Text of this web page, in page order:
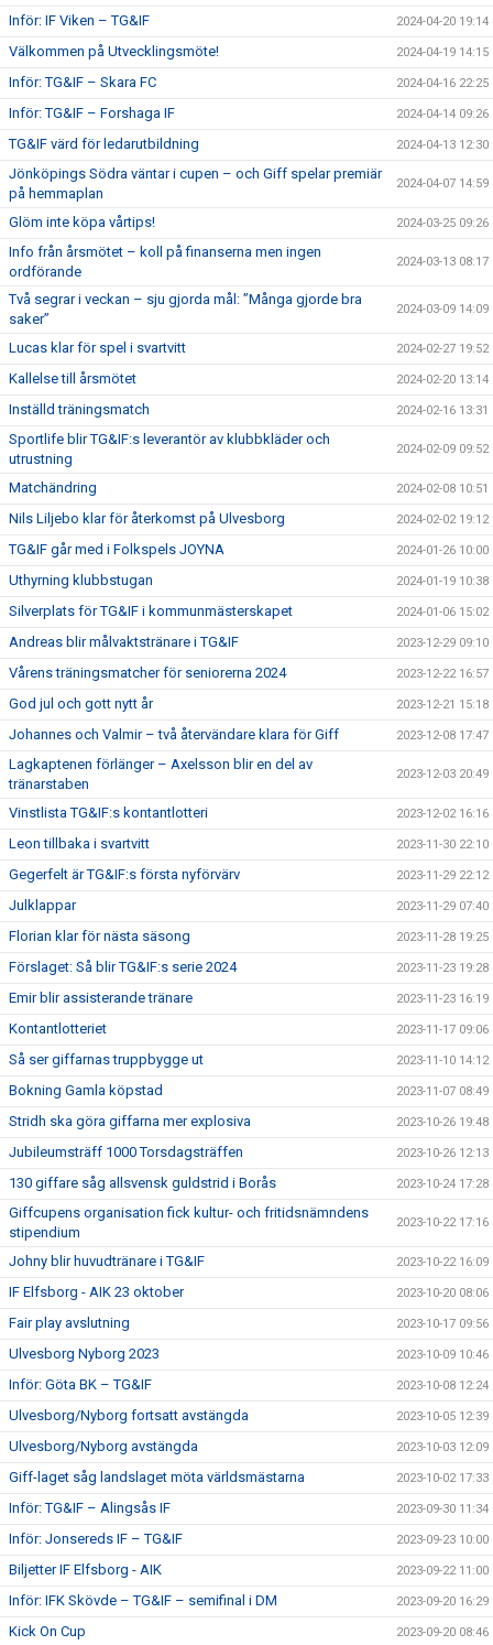
Inför: IF Viken – TG&IF 2024-04-20 19:14
Välkommen på Utvecklingsmöte! 2024-04-19 14:15
Inför: TG&IF – Skara FC 2024-04-16 22:25
Inför: TG&IF – Forshaga IF 2024-04-14 09:26
TG&IF värd för ledarutbildning 2024-04-13 12:30
Jönköpings Södra väntar i cupen – och Giff spelar premiär
på hemmaplan
2024-04-07 14:59
Glöm inte köpa vårtips! 2024-03-25 09:26
Info från årsmötet – koll på finanserna men ingen
ordförande
2024-03-13 08:17
Två segrar i veckan – sju gjorda mål: ”Många gjorde bra
saker”
2024-03-09 14:09
Lucas klar för spel i svartvitt 2024-02-27 19:52
Kallelse till årsmötet 2024-02-20 13:14
Inställd träningsmatch 2024-02-16 13:31
Sportlife blir TG&IF:s leverantör av klubbkläder och
utrustning
2024-02-09 09:52
Matchändring 2024-02-08 10:51
Nils Liljebo klar för återkomst på Ulvesborg 2024-02-02 19:12
TG&IF går med i Folkspels JOYNA 2024-01-26 10:00
Uthyrning klubbstugan 2024-01-19 10:38
Silverplats för TG&IF i kommunmästerskapet 2024-01-06 15:02
Andreas blir målvaktstränare i TG&IF 2023-12-29 09:10
Vårens träningsmatcher för seniorerna 2024 2023-12-22 16:57
God jul och gott nytt år 2023-12-21 15:18
Johannes och Valmir – två återvändare klara för Giff 2023-12-08 17:47
Lagkaptenen förlänger – Axelsson blir en del av
tränarstaben
2023-12-03 20:49
Vinstlista TG&IF:s kontantlotteri 2023-12-02 16:16
Leon tillbaka i svartvitt 2023-11-30 22:10
Gegerfelt är TG&IF:s första nyförvärv 2023-11-29 22:12
Julklappar 2023-11-29 07:40
Florian klar för nästa säsong 2023-11-28 19:25
Förslaget: Så blir TG&IF:s serie 2024 2023-11-23 19:28
Emir blir assisterande tränare 2023-11-23 16:19
Kontantlotteriet 2023-11-17 09:06
Så ser giffarnas truppbygge ut 2023-11-10 14:12
Bokning Gamla köpstad 2023-11-07 08:49
Stridh ska göra giffarna mer explosiva 2023-10-26 19:48
Jubileumsträff 1000 Torsdagsträffen 2023-10-26 12:13
130 giffare såg allsvensk guldstrid i Borås 2023-10-24 17:28
Giffcupens organisation fick kultur- och fritidsnämndens
stipendium
2023-10-22 17:16
Johny blir huvudtränare i TG&IF 2023-10-22 16:09
IF Elfsborg - AIK 23 oktober 2023-10-20 08:06
Fair play avslutning 2023-10-17 09:56
Ulvesborg Nyborg 2023 2023-10-09 10:46
Inför: Göta BK – TG&IF 2023-10-08 12:24
Ulvesborg/Nyborg fortsatt avstängda 2023-10-05 12:39
Ulvesborg/Nyborg avstängda 2023-10-03 12:09
Giff-laget såg landslaget möta världsmästarna 2023-10-02 17:33
Inför: TG&IF – Alingsås IF 2023-09-30 11:34
Inför: Jonsereds IF – TG&IF 2023-09-23 10:00
Biljetter IF Elfsborg - AIK 2023-09-22 11:00
Inför: IFK Skövde – TG&IF – semifinal i DM 2023-09-20 16:29
Kick On Cup 2023-09-20 08:46